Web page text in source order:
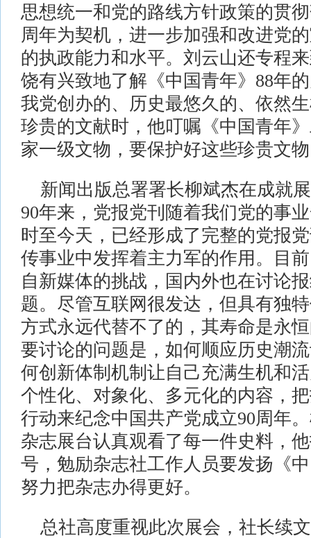
思想统一和党的路线方针政策的贯
周年为契机，进一步加强和改进党
的执政能力和水平。刘云山还专程
饶有兴致地了解《中国青年》88年
我党创办的、历史最悠久的、依然
珍贵的文献时，他叮嘱《中国青年
家一级文物，要保护好这些珍贵文
新闻出版总署署长柳斌杰在成就
90年来，党报党刊随着我们党的事
时至今天，已经形成了完整的党报
传事业中发挥着主力军的作用。目
自新媒体的挑战，国内外也在讨论
题。尽管互联网很发达，但具有独
方式永远代替不了的，其寿命是永
要讨论的问题是，如何顺应历史潮
何创新体制机制让自己充满生机和
个性化、对象化、多元化的内容，
行动来纪念中国共产党成立90周年
杂志展台认真观看了每一件史料，
号，勉励杂志社工作人员要发扬《
努力把杂志办得更好。
总社高度重视此次展会，社长续